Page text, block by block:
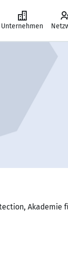
Unternehmen
Akademie